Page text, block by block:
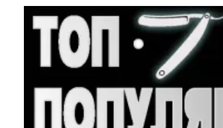
Larger
Image